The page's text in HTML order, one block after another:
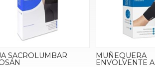
SACROLUMBAR MUÑEQUERA
ENVOLVENTE